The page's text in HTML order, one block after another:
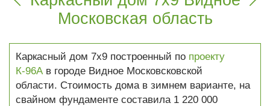
Московская область
Каркасный дом 7х9 построенный по проекту
К-96Ав городе Видное Московсковской
области. Стоимость дома в зимнем варианте, на
свайном фундаменте составила 1 220 000